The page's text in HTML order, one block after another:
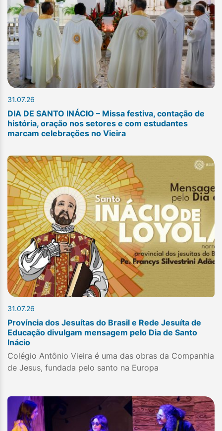
31.07.26
DIA DE SANTO INÁCIO – Missa festiva, contação de
história, oração nos setores e com estudantes
marcam celebrações no Vieira
31.07.26
Província dos Jesuítas do Brasil e Rede Jesuíta de
Educação divulgam mensagem pelo Dia de Santo
Inácio
Colégio Antônio Vieira é uma das obras da Companhia
de Jesus, fundada pelo santo na Europa